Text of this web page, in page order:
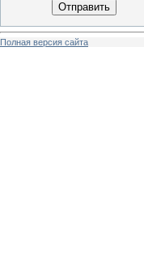
Отправить
Полная версия сайта